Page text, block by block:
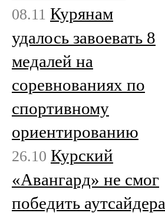
08.11 Курянам
удалось завоевать 8
медалей на
соревнованиях по
спортивному
ориентированию
26.10 Курский
«Авангард» не смог
победить аутсайдера